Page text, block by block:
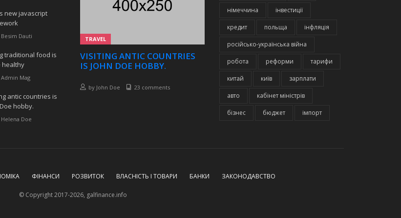
new javascript
Besim Dauti
traditional food is
healthy
Admin Mag
antic countries is
hobby.
Helena Doe
TRAVEL
VISITING ANTIC COUNTRIES
IS JOHN DOE HOBBY.
by John Doe 23 comments
німеччина інвестиції
кредит польща інфляція
російсько-українська війна
робота реформи тарифи
китай київ зарплати
авто кабінет міністрів
бізнес бюджет імпорт
ФІНАНСИ РОЗВИТОК ВЛАСНІСТЬ І ТОВАРИ БАНКИ ЗАКОНОДАВСТВО
© Copyright 2017-2026, galfinance.info